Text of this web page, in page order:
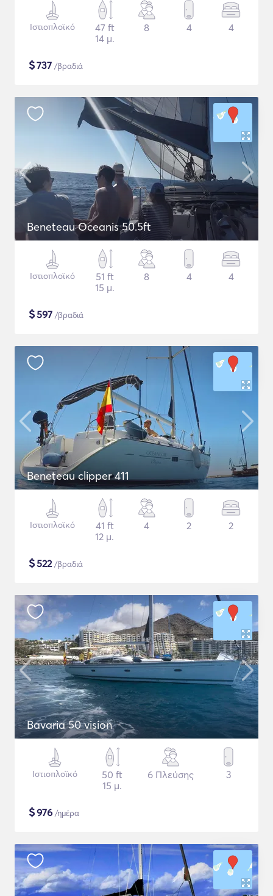
Ιστιοπλοϊκό
47 ft
14 μ.
8 4 4
$737 /βραδιά
Beneteau Oceanis 50.5ft
Ιστιοπλοϊκό
51 ft
15 μ.
8 4 4
$597 /βραδιά
Beneteau clipper 411
Ιστιοπλοϊκό
41 ft
12 μ.
4 2 2
$522/βραδιά
Bavaria 50 vision
Ιστιοπλοϊκό
50 ft
15 μ.
6 Πλεύσης 3
$976 /ημέρα